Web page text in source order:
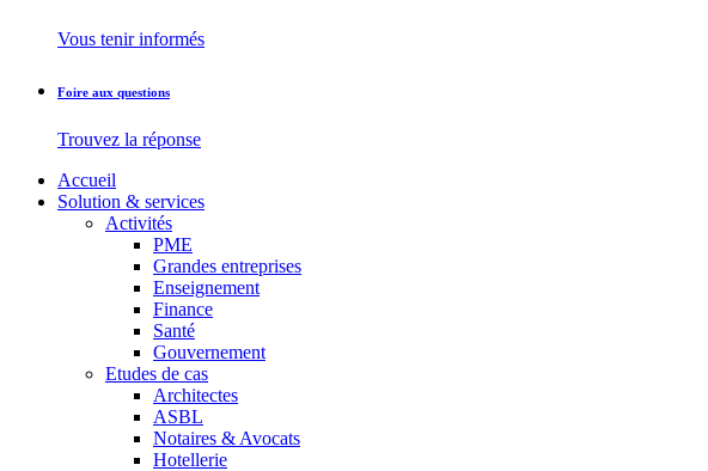
Vous tenir informés
Foire aux questions
Trouvez la réponse
Accueil
Solution & services
Activités
PME
Grandes entreprises
Enseignement
Finance
Santé
Gouvernement
Etudes de cas
Architectes
ASBL
Notaires & Avocats
Hotellerie